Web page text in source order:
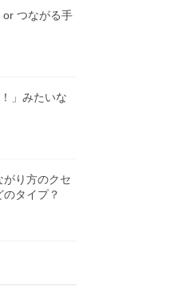
or つながる手
」みたいな
がり方のクセ
のタイプ？